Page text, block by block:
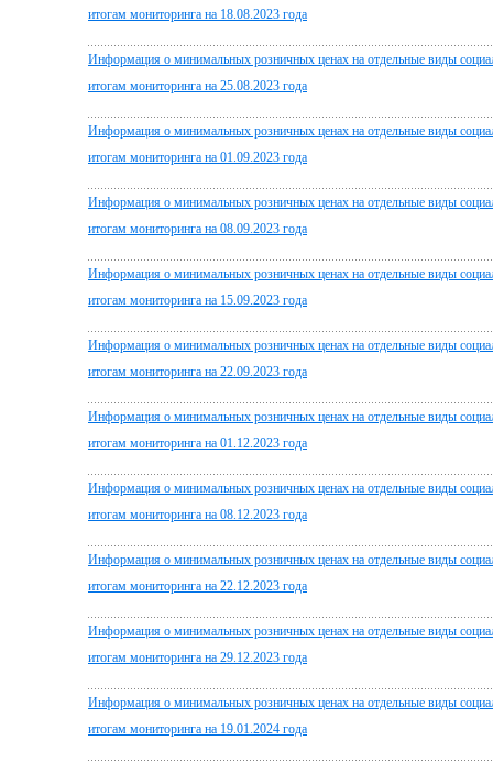
итогам мониторинга на 18.08.2023 года
Информация о минимальных розничных ценах на отдельные виды
итогам мониторинга на 25.08.2023 года
Информация о минимальных розничных ценах на отдельные виды
итогам мониторинга на 01.09.2023 года
Информация о минимальных розничных ценах на отдельные виды
итогам мониторинга на 08.09.2023 года
Информация о минимальных розничных ценах на отдельные виды
итогам мониторинга на 15.09.2023 года
Информация о минимальных розничных ценах на отдельные виды
итогам мониторинга на 22.09.2023 года
Информация о минимальных розничных ценах на отдельные виды
итогам мониторинга на 01.12.2023 года
Информация о минимальных розничных ценах на отдельные виды
итогам мониторинга на 08.12.2023 года
Информация о минимальных розничных ценах на отдельные виды
итогам мониторинга на 22.12.2023 года
Информация о минимальных розничных ценах на отдельные виды
итогам мониторинга на 29.12.2023 года
Информация о минимальных розничных ценах на отдельные виды
итогам мониторинга на 19.01.2024 года